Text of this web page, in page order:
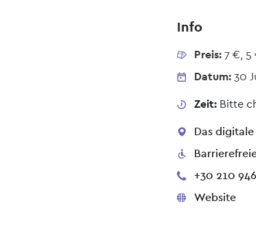
Info
Preis:7 €, 5
Datum:30
Zeit:Bitte
Das
+30 210
Website